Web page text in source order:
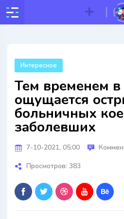
Интересное
Тем временем в
ощущается
больничных
заболевших
7-10-2021, 05:00
Просмотров: 383